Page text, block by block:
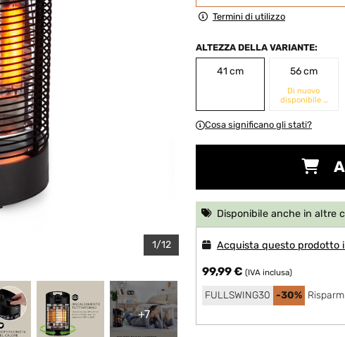
1/12
+7
Termini di utilizzo
ALTEZZA DELLA VARIANTE:
41 cm 56 cm
Di nuovo
disponibile a
Cosa significano gli stati?
Disponibile anche in altre
Acquista questo prodotto
99,99 € (IVA inclusa)
FULLSWING30 -30%